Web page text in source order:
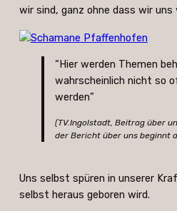
wir sind, ganz ohne dass wir
“Hier werden Themen
wahrscheinlich nicht so
werden”
(TV.Ingolstadt, Beitrag über
der Bericht über uns beginnt
Uns selbst spüren in unserer
selbst heraus geboren wird.